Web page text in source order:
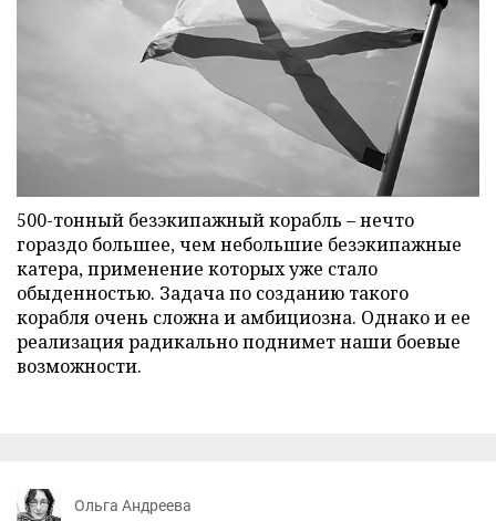
500-тонный безэкипажный корабль – нечто
гораздо большее, чем небольшие безэкипажные
катера, применение которых уже стало
обыденностью. Задача по созданию такого
корабля очень сложна и амбициозна. Однако и ее
реализация радикально поднимет наши боевые
возможности.
Ольга Андреева